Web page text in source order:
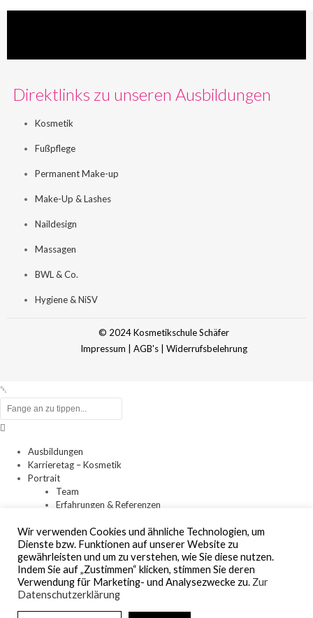
Direktlinks zu unseren Ausbildungen
Kosmetik
Fußpflege
Permanent Make-up
Make-Up & Lashes
Naildesign
Massagen
BWL & Co.
Hygiene & NiSV
© 2024 Kosmetikschule Schäfer
Impressum
AGB's| Widerrufsbelehrung
Wir verwenden Cookies und ähnliche Technologien, um
Dienste bzw. Funktionen auf unserer Website zu
gewährleisten und um zu verstehen, wie Sie diese nutzen.
Indem Sie auf „Zustimmen“ klicken, stimmen Sie deren
Verwendung für Marketing- und Analysezwecke zu. Zur
Datenschutzerklärung
Ausbildungen
Karrieretag – Kosmetik
Portrait
Team
Erfahrungen & Referenzen
Historie
Thorsten Schäfer
Barbara Schäfer
Kooperationen
Events
Leitbild
News